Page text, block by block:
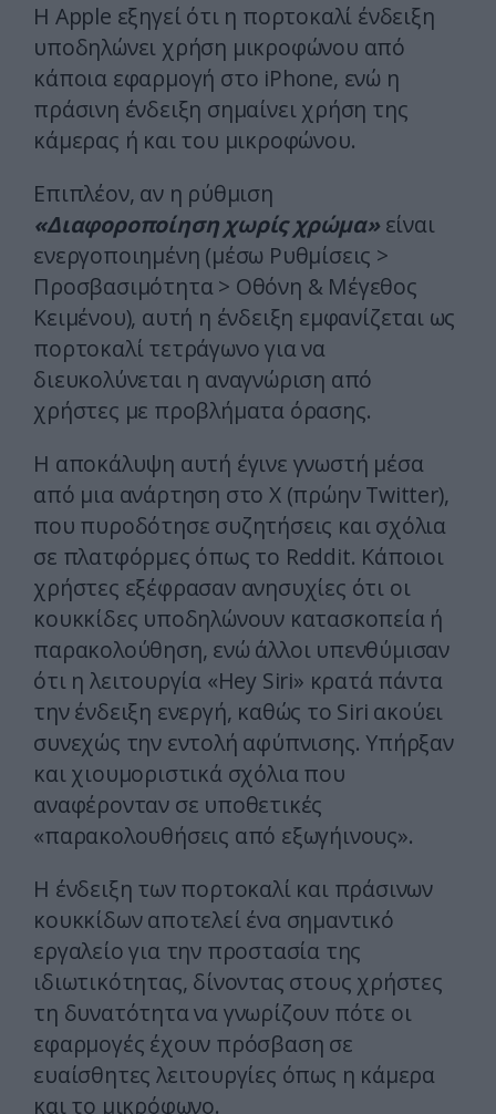
Η Apple εξηγεί ότι η πορτοκαλί ένδειξη
υποδηλώνει χρήση μικροφώνου από
κάποια εφαρμογή στο iPhone, ενώ η
πράσινη ένδειξη σημαίνει χρήση της
κάμερας ή και του μικροφώνου.
Επιπλέον, αν η ρύθμιση
«Διαφοροποίηση χωρίς χρώμα»είναι
ενεργοποιημένη (μέσω Ρυθμίσεις >
Προσβασιμότητα > Οθόνη & Μέγεθος
Κειμένου), αυτή η ένδειξη εμφανίζεται ως
πορτοκαλί τετράγωνο για να
διευκολύνεται η αναγνώριση από
χρήστες με προβλήματα όρασης.
Η αποκάλυψη αυτή έγινε γνωστή μέσα
από μια ανάρτηση στο X (πρώην Twitter),
που πυροδότησε συζητήσεις και σχόλια
σε πλατφόρμες όπως το Reddit. Κάποιοι
χρήστες εξέφρασαν ανησυχίες ότι οι
κουκκίδες υποδηλώνουν κατασκοπεία ή
παρακολούθηση, ενώ άλλοι υπενθύμισαν
ότι η λειτουργία «Hey Siri» κρατά πάντα
την ένδειξη ενεργή, καθώς το Siri ακούει
συνεχώς την εντολή αφύπνισης. Υπήρξαν
και χιουμοριστικά σχόλια που
αναφέρονταν σε υποθετικές
«παρακολουθήσεις από εξωγήινους».
Η ένδειξη των πορτοκαλί και πράσινων
κουκκίδων αποτελεί ένα σημαντικό
εργαλείο για την προστασία της
ιδιωτικότητας, δίνοντας στους χρήστες
τη δυνατότητα να γνωρίζουν πότε οι
εφαρμογές έχουν πρόσβαση σε
ευαίσθητες λειτουργίες όπως η κάμερα
και το μικρόφωνο.